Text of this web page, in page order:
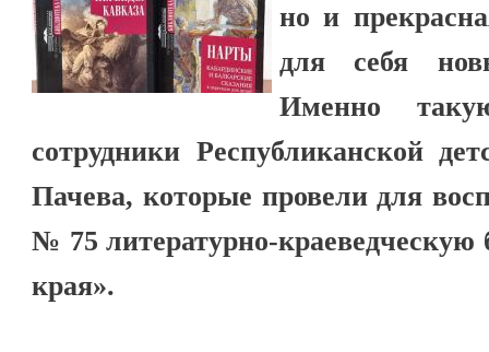
но и
для себя
Именно
сотрудники Республиканской
Пачева, которые провели для
№ 75 литературно-краеведческую
края».